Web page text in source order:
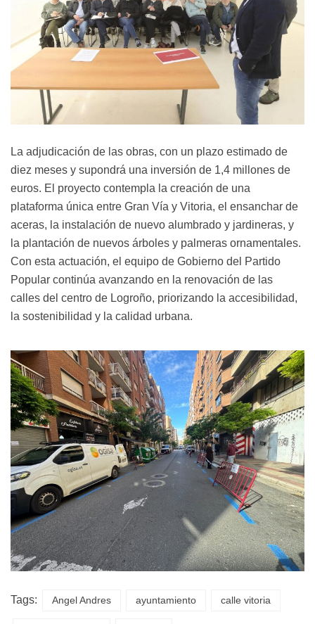
La adjudicación de las obras, con un plazo estimado de
diez meses y supondrá una inversión de 1,4 millones de
euros. El proyecto contempla la creación de una
plataforma única entre Gran Vía y Vitoria, el ensanchar de
aceras, la instalación de nuevo alumbrado y jardineras, y
la plantación de nuevos árboles y palmeras ornamentales.
Con esta actuación, el equipo de Gobierno del Partido
Popular continúa avanzando en la renovación de las
calles del centro de Logroño, priorizando la accesibilidad,
la sostenibilidad y la calidad urbana.
Tags: Angel Andres ayuntamiento calle vitoria